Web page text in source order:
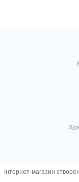
Інтернет-магазин